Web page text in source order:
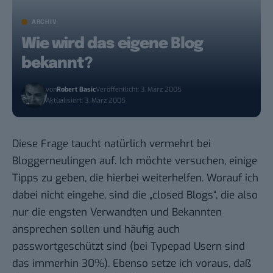
ARCHIV
Wie wird das eigene Blog
bekannt?
vonRobert BasicVeröffentlicht: 3. März 2005
Aktualisiert: 3. März 2005
Diese Frage taucht natürlich vermehrt bei
Bloggerneulingen auf. Ich möchte versuchen, einige
Tipps zu geben, die hierbei weiterhelfen. Worauf ich
dabei nicht eingehe, sind die „closed Blogs“, die also
nur die engsten Verwandten und Bekannten
ansprechen sollen und häufig auch
passwortgeschützt sind (bei Typepad Usern sind
das immerhin 30%). Ebenso setze ich voraus, daß